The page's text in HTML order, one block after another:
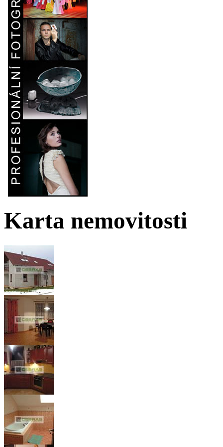
Karta nemovitosti